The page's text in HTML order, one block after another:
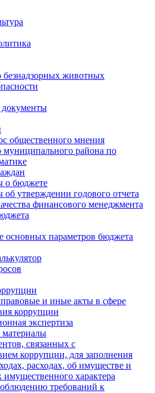
животных
общественного мнения
муниципального района по
о бюджете
утверждении годового отчета
финансового менеджмента
основных параметров бюджета
и иные акты в сфере
коррупции
экспертиза
связанных с
коррупции, для заполнения
расходах, об имуществе и
имущественного характера
требований к